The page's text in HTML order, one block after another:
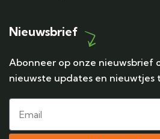
Nieuwsbrief
Abonneer op onze nieuwsbrief
nieuwste updates en nieuwtjes